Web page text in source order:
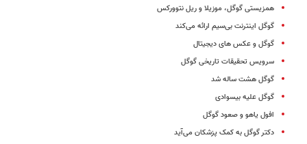
همزیستی گوگل، موزیلا و ریل نتوورکس
گوگل اینترنت بی‌سیم ارائه می‌کند
گوگل و عکس های دیجیتال
سرویس تحقیقات تاریخی گوگل
گوگل هشت ساله شد
گوگل علیه بیسوادی
افول یاهو و صعود گوگل
دکتر گوگل به کمک پزشکان می‌آید